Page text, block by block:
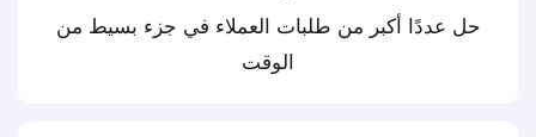
حل عددًا أكبر من طلبات العملاء في جزء بسيط من
الوقت